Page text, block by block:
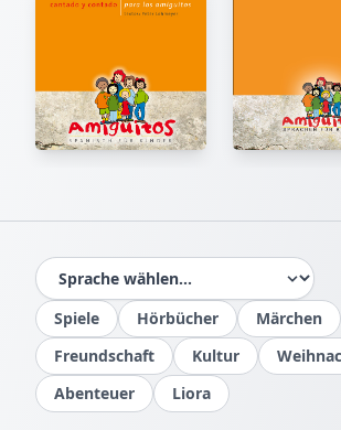
Spiele Hörbücher Märchen
Freundschaft
Kultur
Abenteuer
Liora
IM BUCH BLÄTTERN
Seiten mit der Maus umblättern oder Pfeile
Hörbuch (Englisch)